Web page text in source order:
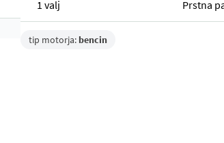
1 valj Prstna
tip motorja: bencin